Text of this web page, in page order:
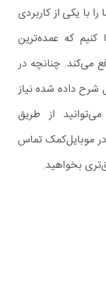
با یکی از کاربردی
کنیم که عمده‌ترین
‌می‌کند. چنانچه در
داده شده نیاز
از طریق
موبایل‌کمک تماس
بخواهید.